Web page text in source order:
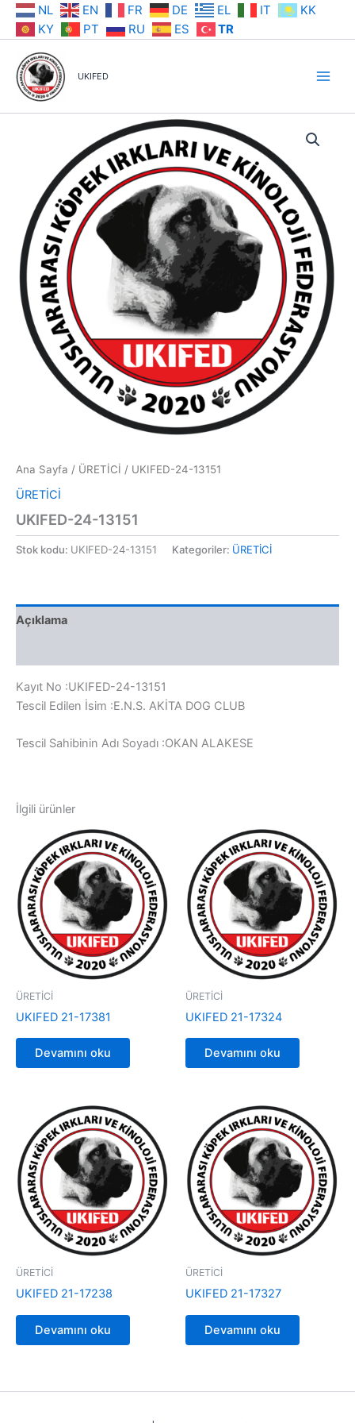
İçeriğe NL EN FR DE EL IT
KK
KY
PT RU ES TR
UKIFED
Ana Sayfa / ÜRETİCİ / UKIFED-24-13151
ÜRETİCİ
UKIFED-24-13151
Stok kodu: UKIFED-24-13151 Kategoriler: ÜRETİCİ
Açıklama
Kayıt No :UKIFED-24-13151
Tescil Edilen İsim :E.N.S. AKİTA DOG CLUB
Tescil Sahibinin Adı Soyadı :OKAN ALAKESE
İlgili ürünler
ÜRETİCİ
UKIFED 21-17381
Devamını oku
ÜRETİCİ
UKIFED 21-17324
Devamını oku
ÜRETİCİ
UKIFED 21-17238
Devamını oku
ÜRETİCİ
UKIFED 21-17327
Devamını oku